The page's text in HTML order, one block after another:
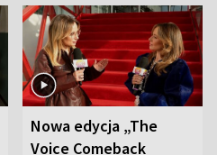
Nowa edycja „The
Voice Comeback